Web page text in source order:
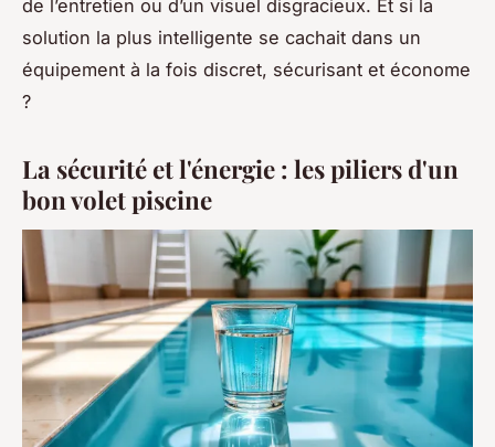
de l’entretien ou d’un visuel disgracieux. Et si la
solution la plus intelligente se cachait dans un
équipement à la fois discret, sécurisant et économe
?
La sécurité et l'énergie : les piliers d'un
bon volet piscine